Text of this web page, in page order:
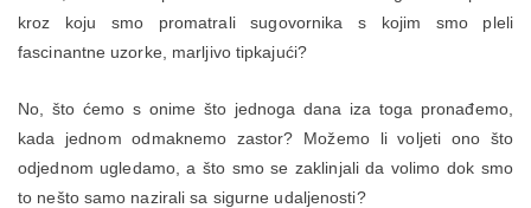
kroz koju smo promatrali sugovornika s kojim smo pleli
fascinantne uzorke, marljivo tipkajući?
No, što ćemo s onime što jednoga dana iza toga pronađemo,
kada jednom odmaknemo zastor? Možemo li voljeti ono što
odjednom ugledamo, a što smo se zaklinjali da volimo dok smo
to nešto samo nazirali sa sigurne udaljenosti?